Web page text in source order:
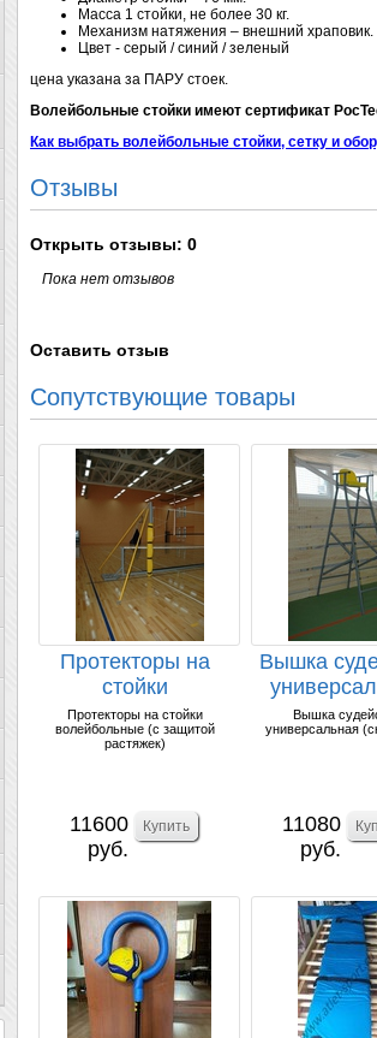
Масса 1 стойки, не более 30 кг.
Механизм натяжения – внешний храповик.
Цвет - серый / синий / зеленый
цена указана за ПАРУ стоек.
Волейбольные стойки имеют сертификат
Как выбрать волейбольные стойки, сетку и
Отзывы
Открыть отзывы: 0
Пока нет отзывов
Оставить отзыв
Сопутствующие товары
Протекторы на
стойки
волейбольные (с
защитой ра...
Протекторы на стойки
волейбольные (с защитой
растяжек)
11600
руб.
Вышка
Вышка
универсальная
11080
руб.